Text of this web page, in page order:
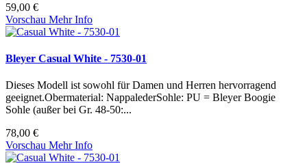
59,00 €
Vorschau Mehr Info
Bleyer Casual White - 7530-01
Dieses Modell ist sowohl für Damen und Herren hervorragend
geeignet.Obermaterial: NappalederSohle: PU = Bleyer Boogie
Sohle (außer bei Gr. 48-50:...
78,00 €
Vorschau Mehr Info